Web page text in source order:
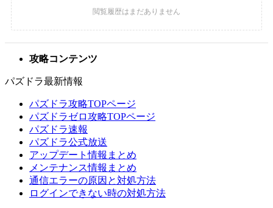
攻略コンテンツ
パズドラ最新情報
パズドラ攻略TOPページ
パズドラゼロ攻略TOPページ
パズドラ速報
パズドラ公式放送
アップデート情報まとめ
メンテナンス情報まとめ
通信エラーの原因と対処方法
ログインできない時の対処方法